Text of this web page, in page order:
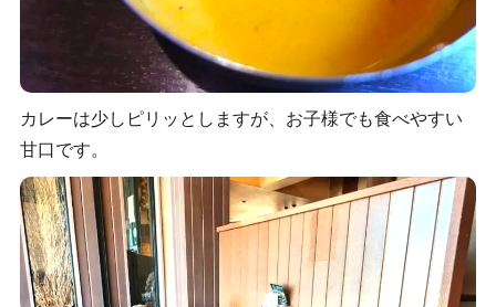
カレーは少しピリッとしますが、お子様でも食べやすい
甘口です。